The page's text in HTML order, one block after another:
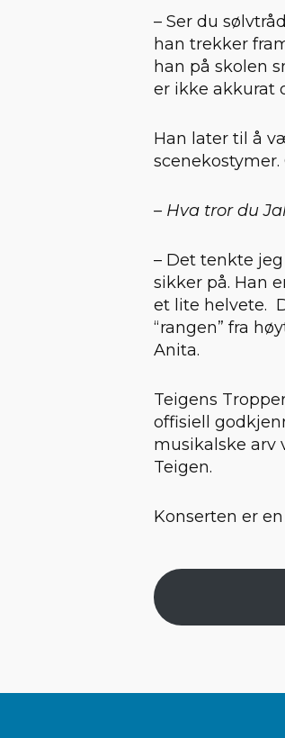
– Ser du
han trekker
han på skolen
er ikke akkurat
Han later til å
– Hva tror du
– Det tenkte
sikker på. Han
et lite helvete.
“rangen” fra
Anita.
Teigens
offisiell
musikalske arv
Teigen.
Konserten er